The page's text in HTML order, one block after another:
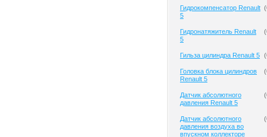
Гидрокомпенсатор Renault
5
(
Гидронатяжитель Renault
5
(
Гильза цилиндра Renault 5 (
Головка блока цилиндров
Renault 5
(
Датчик абсолютного
давления Renault 5
(
Датчик абсолютного
давления воздуха во
впускном коллекторе
(